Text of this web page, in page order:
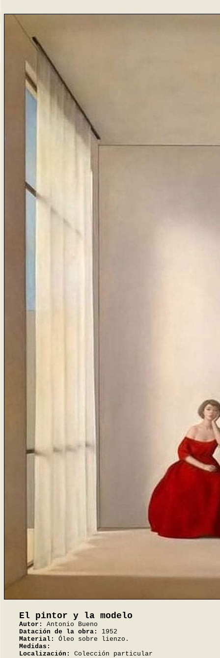
El pintor y la modelo
Autor:
Antonio Bueno
Datación de la obra:
1952
Material:
Óleo sobre lienzo.
Medidas:
Localización:
Colección particular